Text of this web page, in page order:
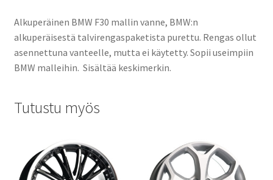
Alkuperäinen BMW F30 mallin vanne, BMW:n
alkuperäisestä talvirengaspaketista purettu. Rengas ollut
asennettuna vanteelle, mutta ei käytetty. Sopii useimpiin
BMW malleihin. Sisältää keskimerkin.
Tutustu myös